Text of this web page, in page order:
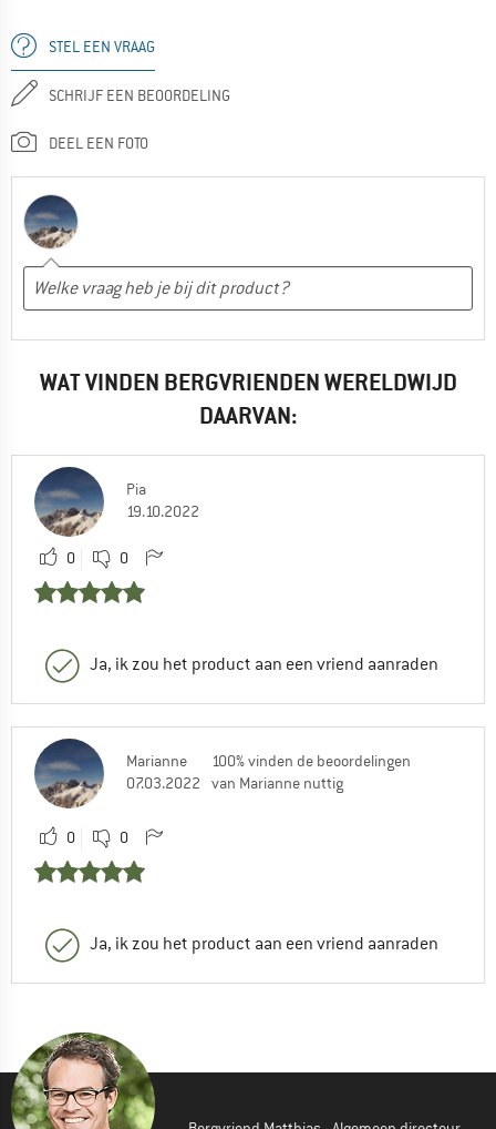
STEL EEN VRAAG
SCHRIJF EEN BEOORDELING
DEEL EEN FOTO
WAT VINDEN BERGVRIENDEN WERELDWIJD
DAARVAN:
Pia
19.10.2022
0 0
Ja, ik zou het product aan een vriend aanraden
Marianne
07.03.2022
100% vinden de beoordelingen
van Marianne nuttig
0 0
Ja, ik zou het product aan een vriend aanraden